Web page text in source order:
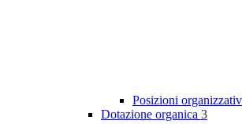
Posizioni
Dotazione organica 3